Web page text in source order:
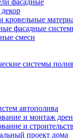
фасадные
кровельные
фасадные
смеси
системы
автополива
и монтаж
и
проект дома